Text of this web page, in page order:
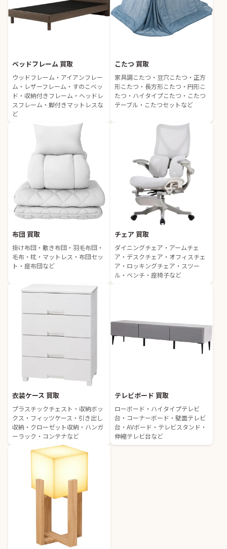
ベッドフレーム 買取
ウッドフレーム・アイアンフレー
ム・レザーフレーム・すのこベッ
ド・収納付きフレーム・ヘッドレ
スフレーム・脚付きマットレスな
ど
こたつ 買取
家具調こたつ・豆穴こたつ・正方
形こたつ・長方形こたつ・円形こ
たつ・ハイタイプこたつ・こたつ
テーブル・こたつセットなど
布団 買取
掛け布団・敷き布団・羽毛布団・
毛布・枕・マットレス・布団セッ
ト・座布団など
チェア 買取
ダイニングチェア・アームチェ
ア・デスクチェア・オフィスチェ
ア・ロッキングチェア・スツー
ル・ベンチ・座椅子など
衣装ケース 買取
プラスチックチェスト・収納ボッ
クス・フィッツケース・引き出し
収納・クローゼット収納・ハンガ
ーラック・コンテナなど
テレビボード 買取
ローボード・ハイタイプテレビ
台・コーナーボード・壁面テレビ
台・AVボード・テレビスタンド・
伸縮テレビ台など